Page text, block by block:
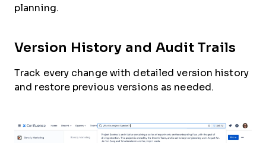
planning.
Version History and Audit Trails
Track every change with detailed version history
and restore previous versions as needed.